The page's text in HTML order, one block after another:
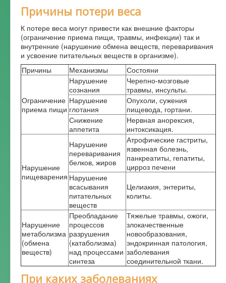
Причины потери веса
К потере веса могут привести как внешние факторы
(ограничение приема пищи, травмы, инфекции) так и
внутренние (нарушение обмена веществ, переваривания
и усвоение питательных веществ в организме).
Причины
Механизмы Состояни
Ограничение
приема пищи
Нарушение
сознания
Черепно-мозговые
травмы, инсульты.
Нарушение
глотания
Опухоли, сужения
пищевода, гортани.
Снижение
аппетита
Нервная анорексия,
интоксикация.
Нарушение
пищеварения
Нарушение
переваривания
белков, жиров
Атрофические гастриты,
язвенная болезнь,
панкреатиты, гепатиты,
цирроз печени
Нарушение
всасывания
питательных
веществ
Целиакия, энтериты,
колиты.
Нарушение
метаболизма
(обмена
веществ)
Преобладание
процессов
разрушения
(катаболизма)
над процессами
синтеза
Тяжелые травмы, ожоги,
злокачественные
новообразования,
эндокринная патология,
заболевания
соединительной ткани.
При каких заболеваниях